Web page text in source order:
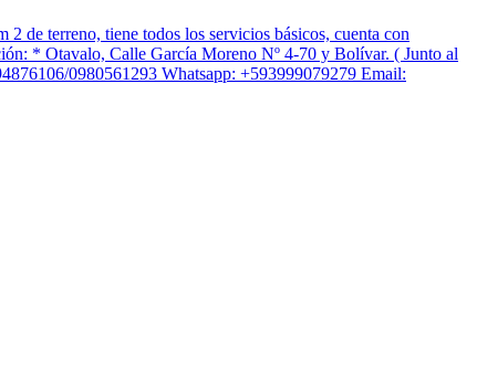
terreno, tiene todos los servicios básicos, cuenta con
* Otavalo, Calle García Moreno Nº 4-70 y Bolívar. ( Junto al
0980561293 Whatsapp: +593999079279 Email: